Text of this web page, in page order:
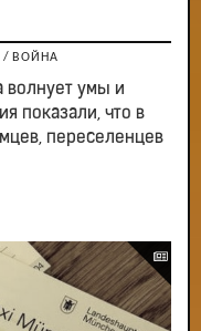
/ ВОЙНА
волнует умы и
показали, что в
переселенцев